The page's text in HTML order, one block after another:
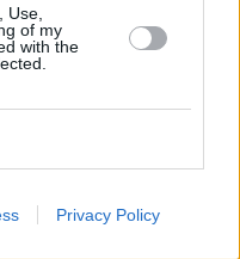
Use,
of my
with the
Privacy Policy
Santiago de Compostela
trayecto
hoy su primera tienda
en Lajares